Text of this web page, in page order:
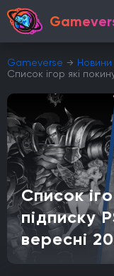
Gameverse
Новини
Список ігор які
Список
підписку
вересні